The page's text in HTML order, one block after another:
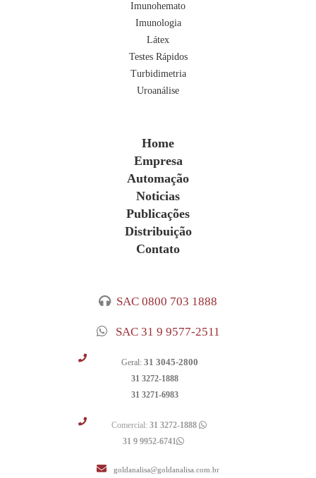
Imunohemato
Imunologia
Látex
Testes Rápidos
Turbidimetria
Uroanálise
Home
Empresa
Automação
Noticias
Publicações
Distribuição
Contato
SAC 0800 703 1888
SAC 31 9 9577-2511
Geral:31 3045-2800
31 3272-1888
31 3271-6983
Comercial: 31 3272-1888
31 9 9952-6741
goldanalisa@goldanalisa.com.br